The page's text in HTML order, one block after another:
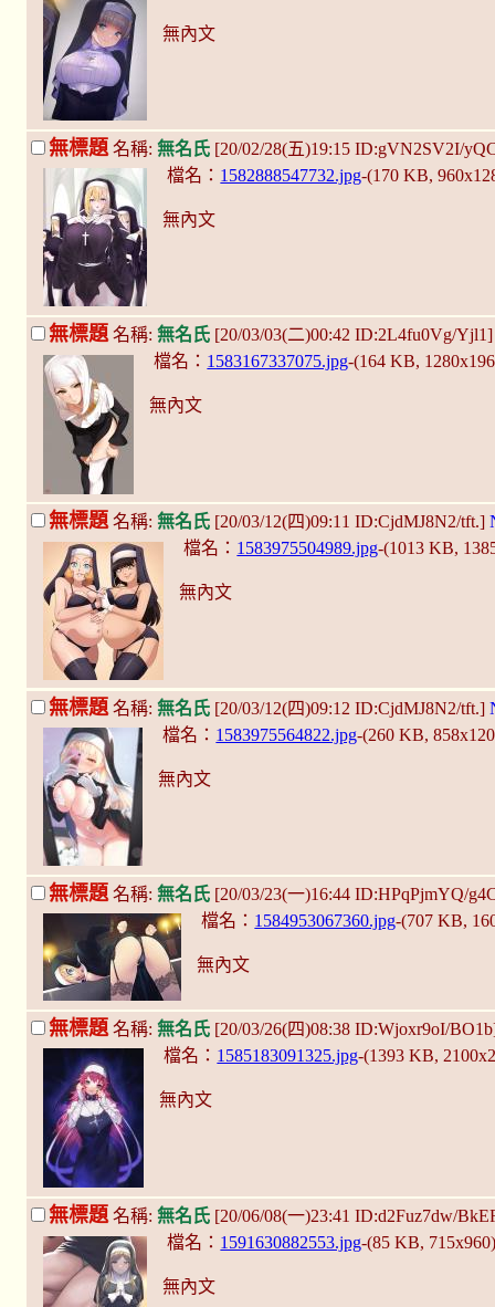
無內文
無標題 名稱: 無名氏 [20/02/28(五)19:15 ID:gVN2SV2I/
檔名： 1582888547732.jpg-(170 KB,
無內文
無標題 名稱: 無名氏 [20/03/03(二)00:42 ID:2L4fu0Vg/
檔名： 1583167337075.jpg-(164 KB,
無內文
無標題名稱: 無名氏 [20/03/12(四)09:11 ID:CjdMJ8N2/tft.]
檔名： 1583975504989.jpg-(1013 KB,
無內文
無標題 名稱: 無名氏 [20/03/12(四)09:12 ID:CjdMJ8N2/tft.]
檔名： 1583975564822.jpg-(260 KB,
無內文
無標題 名稱: 無名氏 [20/03/23(一)16:44 ID:HPqPjmYQ/
檔名： 1584953067360.jpg-(707 KB,
無內文
無標題 名稱: 無名氏 [20/03/26(四)08:38 ID:Wjoxr9oI/
檔名： 1585183091325.jpg-(1393 KB,
無內文
無標題 名稱: 無名氏 [20/06/08(一)23:41 ID:d2Fuz7dw/
檔名： 1591630882553.jpg-(85 KB,
無內文